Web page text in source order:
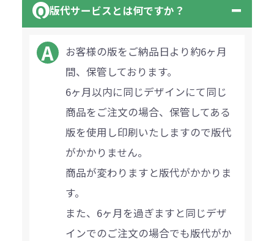
版代サービスとは何ですか？
お客様の版をご納品日より約6ヶ月
間、保管しております。
6ヶ月以内に同じデザインにて同じ
商品をご注文の場合、保管してある
版を使用し印刷いたしますので版代
がかかりません。
商品が変わりますと版代がかかりま
す。
また、6ヶ月を過ぎますと同じデザ
インでのご注文の場合でも版代がか